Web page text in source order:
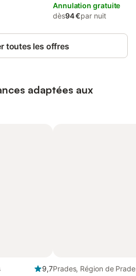
Annulation gratuite
dès94 €par nuit
toutes les offres
adaptées aux
9,7Prades, Région de